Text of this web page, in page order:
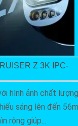
Z 3K IPC-
hình ảnh chất lượng
sáng lên đến
rộng giúp...